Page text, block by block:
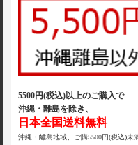
5500円(税込)以上のご購入で
沖縄・離島を除き、
日本全国送料無料
沖縄・離島地域、ご購5500円(税込)未